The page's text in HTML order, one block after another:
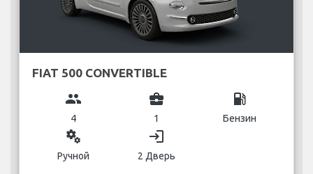
FIAT 500 CONVERTIBLE
group
4
business_center
1
local_gas_station
Бензин
miscellaneous_services
Ручной
login
2 Дверь